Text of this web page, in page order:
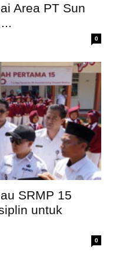
Area PT Sun
0
SRMP 15
untuk
0